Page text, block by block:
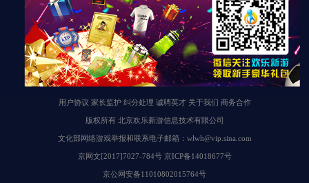
用户协议 家长监护 纠分处理 诚聘英才 关于我们 商务合作
版权所有 北京欢乐新游信息技术有限公司
文化部网络游戏举报和联系电子邮箱：wlwh@vip.sina.com
京网文[2017]7027-784号 京ICP备14018677号
京公网安备11010802015764号